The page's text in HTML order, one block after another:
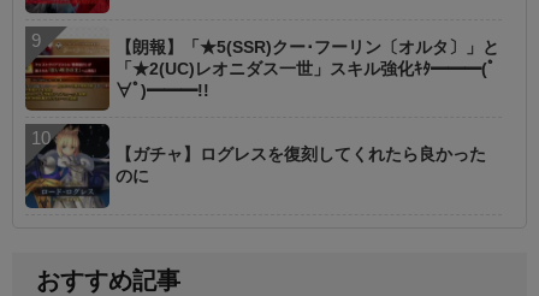
【朗報】「★5(SSR)クー･フーリン〔オルタ〕」と
「★2(UC)レオニダス一世」スキル強化ｷﾀ━━━(ﾟ
∀ﾟ)━━━!!
【ガチャ】ログレスを復刻してくれたら良かった
のに
おすすめ記事